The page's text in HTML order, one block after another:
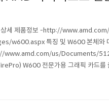
상세 제품정보 -http://
특징 및 W600 본체와
www.amd.com/us/Documents/
W600 전문가용 그래픽 카드를
트(GCN: Graphics Core Next) 아키